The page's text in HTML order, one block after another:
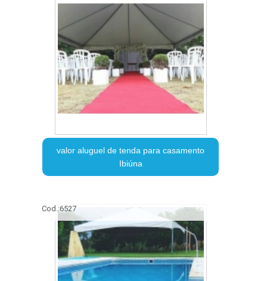
valor aluguel de tenda para casamento
Ibiúna
Cod.:6527